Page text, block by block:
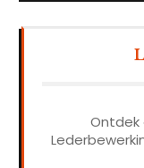
Ontdek